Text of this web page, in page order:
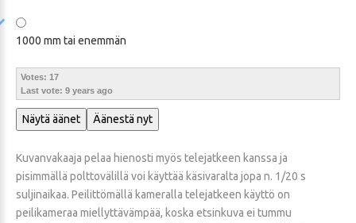
1000 mm tai enemmän
Votes: 17
Last vote: 9 years ago
Näytä äänet Äänestä nyt
Kuvanvakaaja pelaa hienosti myös telejatkeen kanssa ja
pisimmällä polttovälillä voi käyttää käsivaralta jopa n. 1/20 s
suljinaikaa. Peilittömällä kameralla telejatkeen käyttö on
peilikameraa miellyttävämpää, koska etsinkuva ei tummu